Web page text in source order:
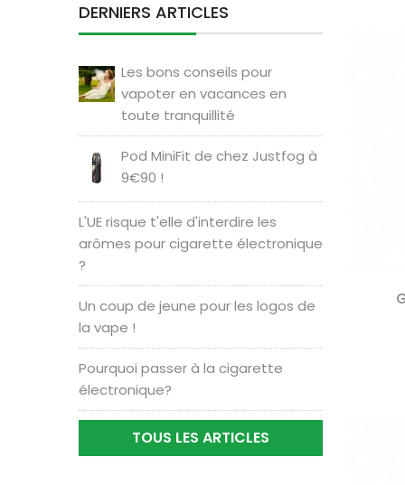
DERNIERS ARTICLES
Les bons conseils pour
vapoter en vacances en
toute tranquillité
Pod MiniFit de chez Justfog à
9€90 !
L'UE risque t'elle d'interdire les
arômes pour cigarette électronique
?
Un coup de jeune pour les logos de
la vape !
Pourquoi passer à la cigarette
électronique?
TOUS LES ARTICLES